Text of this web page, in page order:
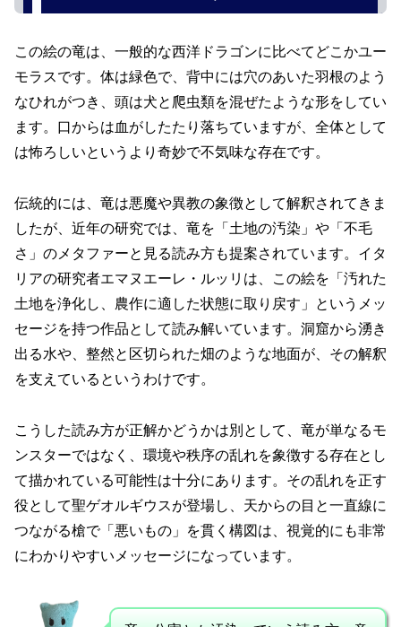
この絵の竜は、一般的な西洋ドラゴンに比べてどこかユー
モラスです。体は緑色で、背中には穴のあいた羽根のよう
なひれがつき、頭は犬と爬虫類を混ぜたような形をしてい
ます。口からは血がしたたり落ちていますが、全体として
は怖ろしいというより奇妙で不気味な存在です。
伝統的には、竜は悪魔や異教の象徴として解釈されてきま
したが、近年の研究では、竜を「土地の汚染」や「不毛
さ」のメタファーと見る読み方も提案されています。イタ
リアの研究者エマヌエーレ・ルッリは、この絵を「汚れた
土地を浄化し、農作に適した状態に取り戻す」というメッ
セージを持つ作品として読み解いています。洞窟から湧き
出る水や、整然と区切られた畑のような地面が、その解釈
を支えているというわけです。
こうした読み方が正解かどうかは別として、竜が単なるモ
ンスターではなく、環境や秩序の乱れを象徴する存在とし
て描かれている可能性は十分にあります。その乱れを正す
役として聖ゲオルギウスが登場し、天からの目と一直線に
つながる槍で「悪いもの」を貫く構図は、視覚的にも非常
にわかりやすいメッセージになっています。